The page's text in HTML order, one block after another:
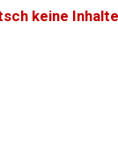
keine